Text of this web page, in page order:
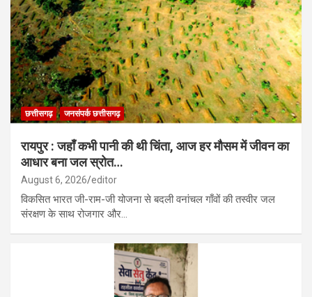
छत्तीसगढ़ जनसंपर्क छत्तीसगढ़
रायपुर : जहाँ कभी पानी की थी चिंता, आज हर मौसम में जीवन का
आधार बना जल स्रोत…
August 6, 2026 editor
विकसित भारत जी-राम-जी योजना से बदली वनांचल गाँवों की तस्वीर जल
संरक्षण के साथ रोजगार और…